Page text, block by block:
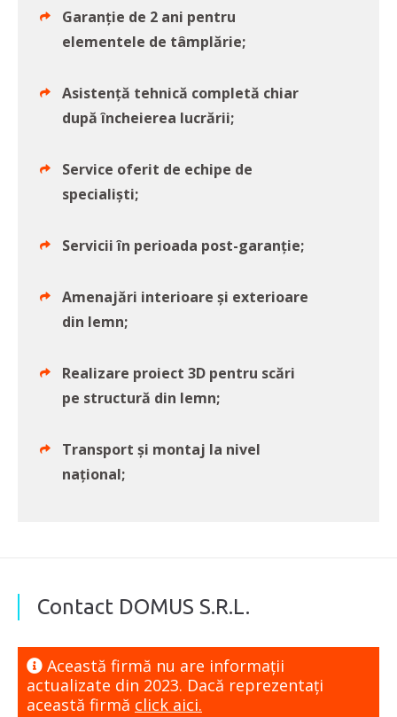
Garanție de 2 ani pentru
elementele de tâmplărie;
Asistență tehnică completă chiar
după încheierea lucrării;
Service oferit de echipe de
specialiști;
Servicii în perioada post-garanție;
Amenajări interioare și exterioare
din lemn;
Realizare proiect 3D pentru scări
pe structură din lemn;
Transport și montaj la nivel
național;
Contact DOMUS S.R.L.
Această firmă nu are informaţii
actualizate din 2023. Dacă reprezentaţi
această firmă click aici.